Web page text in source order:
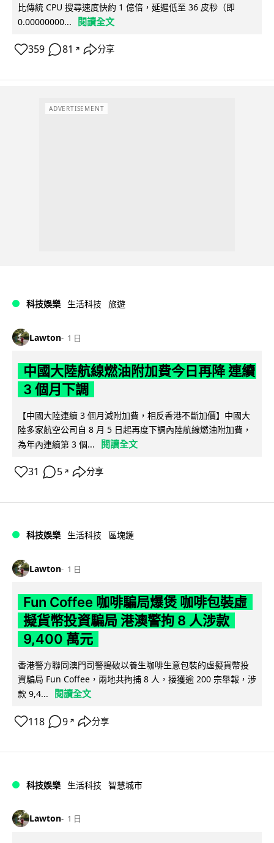
比傳統 CPU 搜尋速度快約 1 億倍，延遲低至 36 皮秒（即
0.00000000...
閱讀全文
359 81 ↗ 分享
ADVERTISEMENT
科技娛樂 生活科技 旅遊
Lawton 1 日
中國大陸航線燃油附加費今日再降 連續
3 個月下調
【中國大陸連續 3 個月減附加費，相反香港不斷加價】中國大
陸多家航空公司自 8 月 5 日起再度下調內陸航線燃油附加費，
為年內連續第 3 個...
閱讀全文
31 5 ↗ 分享
科技娛樂 生活科技 區塊鏈
Lawton 1 日
Fun Coffee 咖啡騙局爆煲 咖啡包裝虛
擬貨幣投資騙局 港澳警拘 8 人涉款
9,400 萬元
香港警方聯同澳門司警搗破以養生咖啡生意包裝的虛擬貨幣投
資騙局 Fun Coffee，兩地共拘捕 8 人，接獲逾 200 宗舉報，涉
款 9,4...
閱讀全文
118 9 ↗ 分享
科技娛樂 生活科技 智慧城市
Lawton 1 日